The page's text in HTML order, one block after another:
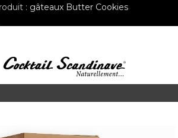
: gâteaux Butter Cookies